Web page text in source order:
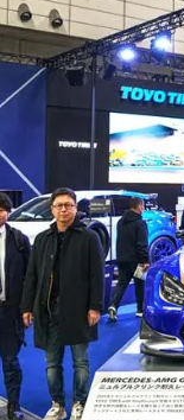
หน้ายาง
ALL